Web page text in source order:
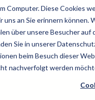
Computer. Diese Cookies
an Sie erinnern
über unsere Besucher
Sie in unserer
beim Besuch dieser
nachverfolgt werden